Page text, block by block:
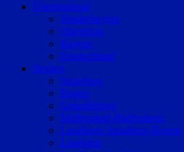
Überregional
Niederbayern
Oberpfalz
Bayern
Deutschland
Region
Straubing
Bogen
Geiselhöring
Mallersdorf-Pfaffenberg
Landkreis Straubing-Bogen
Landshut